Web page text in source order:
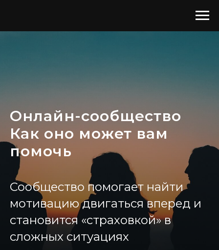
Онлайн-сообщество
Как оно может вам
помочь
Сообщество помогает найти
мотивацию двигаться вперед и
становится «страховкой» в
сложных ситуациях